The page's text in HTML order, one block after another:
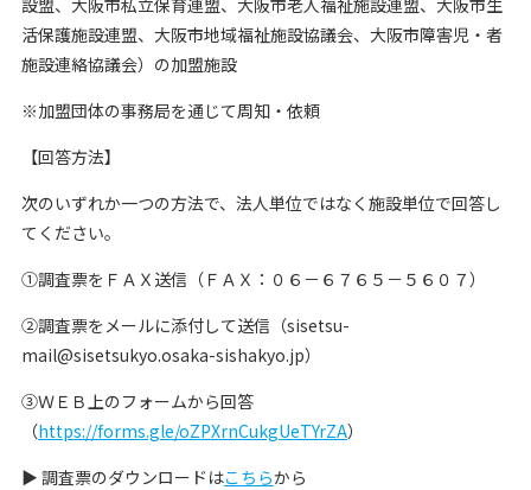
設盟、大阪市私立保育連盟、大阪市老人福祉施設連盟、大阪市生
活保護施設連盟、大阪市地域福祉施設協議会、大阪市障害児・者
施設連絡協議会）の加盟施設
※加盟団体の事務局を通じて周知・依頼
【回答方法】
次のいずれか一つの方法で、法人単位ではなく施設単位で回答し
てください。
①調査票をＦＡＸ送信（ＦＡＸ：０６－６７６５－５６０７）
②調査票をメールに添付して送信（sisetsu-
mail@sisetsukyo.osaka-sishakyo.jp）
③ＷＥＢ上のフォームから回答
（https://forms.gle/oZPXrnCukgUeTYrZA）
▶ 調査票のダウンロードはこちらから